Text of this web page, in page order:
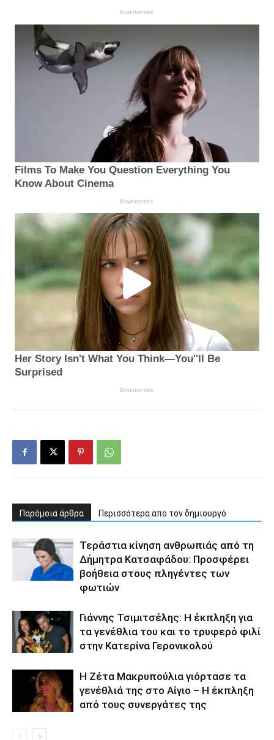
Παρόμοια άρθρα Περισσότερα απο τον δημιουργό
Τεράστια κίνηση ανθρωπιάς από τη
Δήμητρα Κατσαφάδου: Προσφέρει
βοήθεια στους πληγέντες των
φωτιών
Γιάννης Τσιμιτσέλης: Η έκπληξη για
τα γενέθλια του και το τρυφερό φιλί
στην Κατερίνα Γερονικολού
Η Ζέτα Μακρυπούλια γιόρτασε τα
γενέθλιά της στο Αίγιο – Η έκπληξη
από τους συνεργάτες της